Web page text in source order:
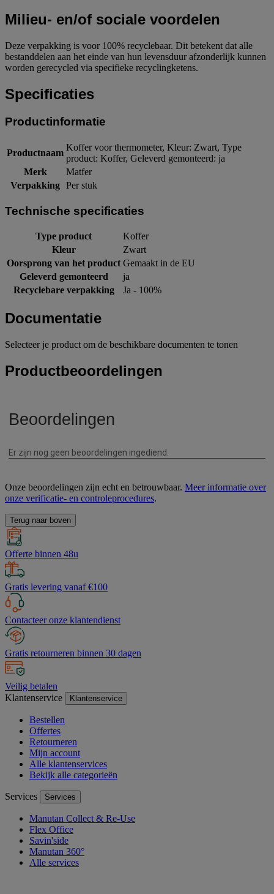
Milieu- en/of sociale voordelen
Deze verpakking is voor 100% recyclebaar. Dit betekent dat alle
bestanddelen aan het einde van hun levensduur afzonderlijk kunnen
worden gerecycled via specifieke recyclingketens.
Specificaties
Productinformatie
Productnaam
Koffer voor thermometer, Kleur: Zwart, Type
product: Koffer, Geleverd gemonteerd: ja
Merk
Matfer
Verpakking Per stuk
Technische specificaties
Type product
Koffer
Kleur
Zwart
Oorsprong van het product Gemaakt in de EU
Geleverd gemonteerd
ja
Recyclebare verpakking
Ja - 100%
Documentatie
Selecteer je product om de beschikbare documenten te tonen
Productbeoordelingen
Onze beoordelingen zijn echt en betrouwbaar. Meer informatie over
onze verificatie- en controleprocedures.
Terug naar boven
Offerte binnen 48u
Gratis levering vanaf €100
Contacteer onze klantendienst
Gratis retourneren binnen 30 dagen
Veilig betalen
Klantenservice
Klantenservice
Bestellen
Offertes
Retourneren
Mijn account
Alle klantenservices
Bekijk alle categorieën
Services Services
Manutan Collect & Re-Use
Flex Office
Savin'side
Manutan 360°
Alle services